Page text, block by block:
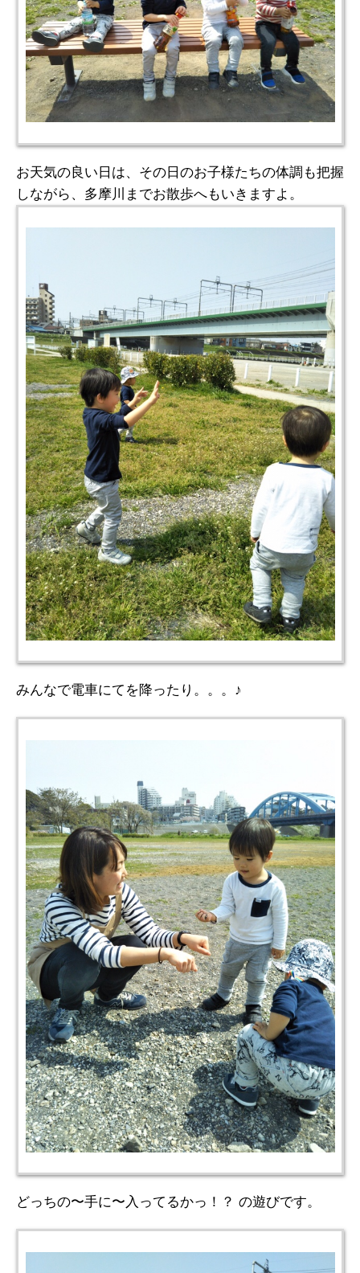
お天気の良い日は、その日のお子様たちの体調も把握
しながら、多摩川までお散歩へもいきますよ。
みんなで電車にてを降ったり。。。♪
どっちの〜手に〜入ってるかっ！？ の遊びです。